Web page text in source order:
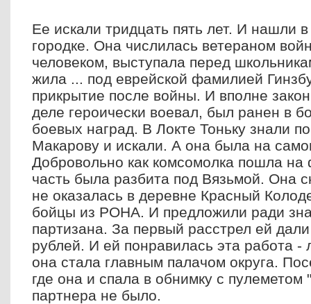
Ее искали тридцать пять лет. И нашли
городке. Она числилась ветераном
человеком, выступала перед
жила ... под еврейской фамилией
прикрытие после войны. И вполне
деле героически воевал, был ранен в
боевых наград. В Локте Тоньку знали
Макарову и искали. А она была на
Добровольно как комсомолка пошла на
часть была разбита под Вязьмой. Она
не оказалась в деревне Красный
бойцы из РОНА. И предложили ради
партизана. За первый расстрел ей
рублей. И ей понравилась эта работа
она стала главным палачом округа.
где она и спала в обнимку с пулеметом
партнера не было.